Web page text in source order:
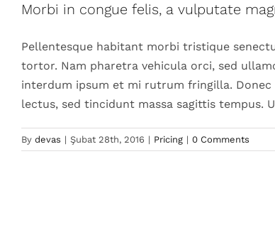
Morbi in congue felis, a vulputate
Pellentesque habitant morbi tristique
tortor. Nam pharetra vehicula orci, sed
interdum ipsum et mi rutrum fringilla.
lectus, sed tincidunt massa sagittis tempus.
By devas | Şubat 28th, 2016 | Pricing | 0 Comments